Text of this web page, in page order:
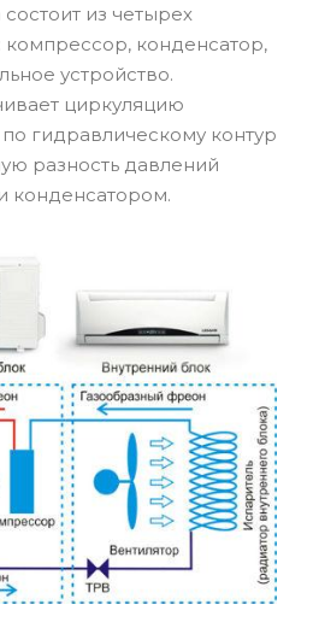
из четырех
конденсатор,
устройство.
циркуляцию
гидравлическому контур
разность давлений
конденсатором.